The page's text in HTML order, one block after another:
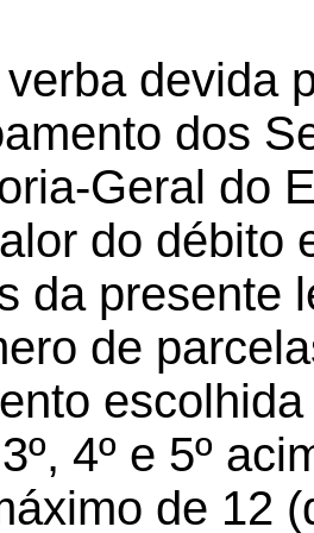
devida
dos
Geral do
do débito
da presente
de
4º e 5º
de 12